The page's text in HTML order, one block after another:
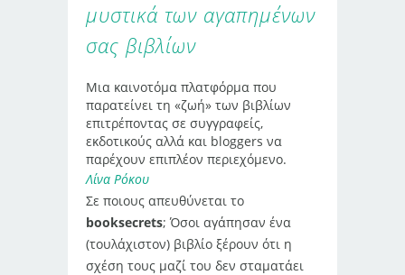
μυστικά των αγαπημένων
σας βιβλίων
Μια καινοτόμα πλατφόρμα που
παρατείνει τη «ζωή» των βιβλίων
επιτρέποντας σε συγγραφείς,
εκδοτικούς αλλά και bloggers να
παρέχουν επιπλέον περιεχόμενο.
Λίνα Ρόκου
Σε ποιους απευθύνεται το
booksecrets; Όσοι αγάπησαν ένα
(τουλάχιστον) βιβλίο ξέρουν ότι η
σχέση τους μαζί του δεν σταματάει